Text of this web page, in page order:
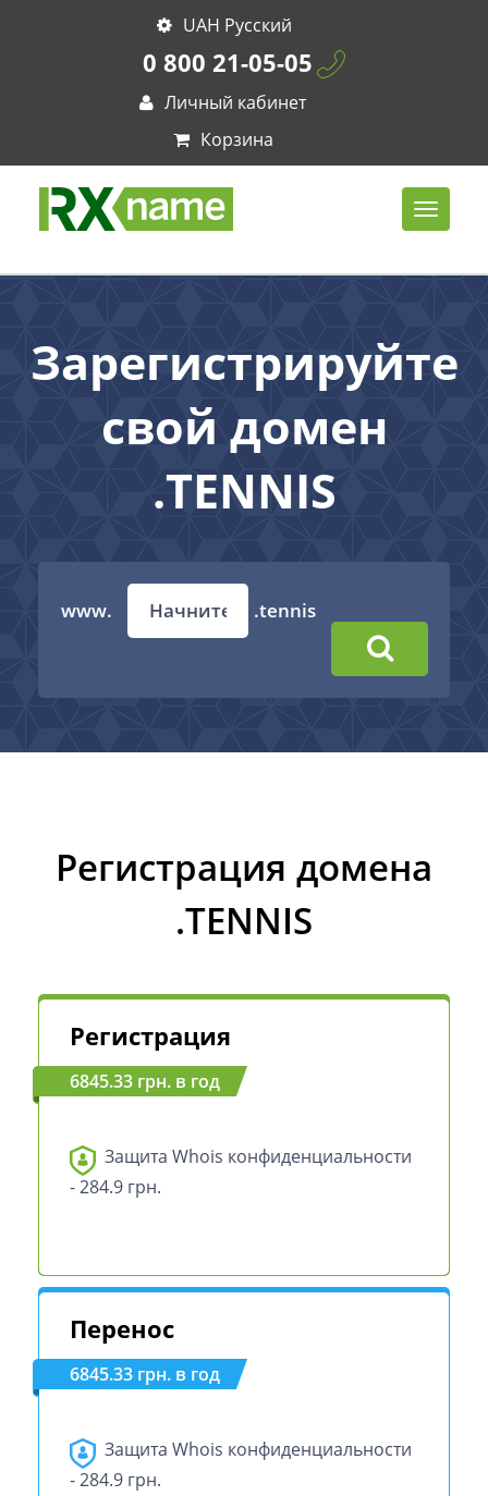
UAH Русский
0 800 21-05-05
Личный кабинет
Корзина
Зарегистрируйте
свой домен
.TENNIS
www. .tennis
Регистрация домена
.TENNIS
Регистрация
6845.33 грн. в год
Защита Whois конфиденциальности
- 284.9 грн.
Перенос
6845.33 грн. в год
Защита Whois конфиденциальности
- 284.9 грн.